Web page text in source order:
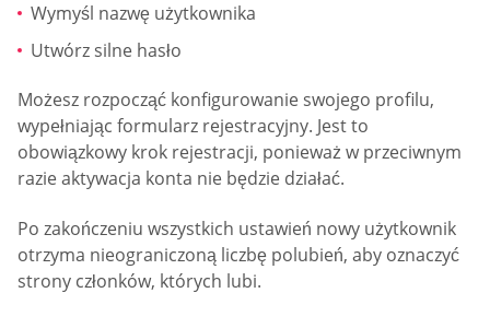
Wymyśl nazwę użytkownika
Utwórz silne hasło
Możesz rozpocząć konfigurowanie swojego profilu,
wypełniając formularz rejestracyjny. Jest to
obowiązkowy krok rejestracji, ponieważ w przeciwnym
razie aktywacja konta nie będzie działać.
Po zakończeniu wszystkich ustawień nowy użytkownik
otrzyma nieograniczoną liczbę polubień, aby oznaczyć
strony członków, których lubi.